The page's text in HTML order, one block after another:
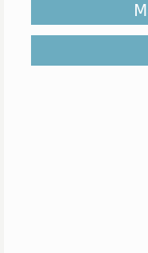
continuel. Ce qui
jeunes parents.
région est un
bien présent.